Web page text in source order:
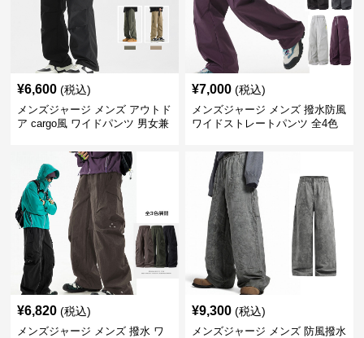
¥6,600 (税込)
メンズジャージ メンズ アウトド
ア cargo風 ワイドパンツ 男女兼
¥7,000 (税込)
メンズジャージ メンズ 撥水防風
ワイドストレートパンツ 全4色
¥6,820 (税込)
メンズジャージ メンズ 撥水 ワ
¥9,300 (税込)
メンズジャージ メンズ 防風撥水